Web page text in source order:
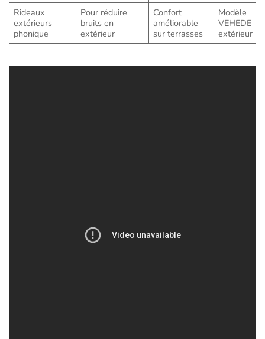
Rideaux
extérieurs
phonique
Pour réduire
bruits en
extérieur
Confort
améliorable
sur terrasses
Modèle
VEHEDE
extérieur